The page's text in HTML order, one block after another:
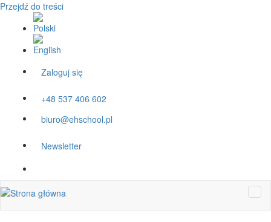
Przejdź do treści
Zaloguj się
+48 537 406 602
biuro@ehschool.pl
Newsletter